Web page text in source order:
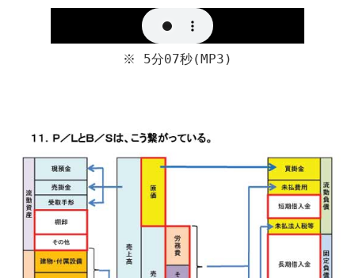
※ 5分07秒(MP3)